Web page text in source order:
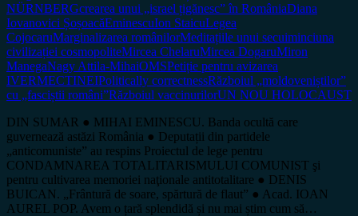
NÜRNBERGcrearea unui „israel țigănesc” în RomâniaDiana
Iovanovici ȘoșoacăEminescuIon StaicuLegea
CojocaruMarginalizarea românilorMeditațiile unui secuiminciuna
civilizației cosmopoliteMircea ChelaruMircea DogaruMiron
ManegaNagy Attila-MihaiOMSPetiție pentru avizarea
IVERMECTINEIPolitically correctnessRăzboiul „moldoveniștilor”
cu „fasciștii români”Războiul vaccinurilorUN NOU HOLOCAUST
DIN SUMAR ● MIHAI EMINESCU. Banda ocultă care
guvernează astăzi România ● Deputații din partidele
„anticomuniste” au respins Proiectul de lege pentru
CONDAMNAREA TOTALITARISMULUI COMUNIST şi
pentru cultivarea memoriei naţionale antitotalitare ● DENIS
BUICAN. „Frântură de soare, spărtură de flaut” ● Acad. IOAN
AUREL POP. Avem o țară splendidă și nu mai știm cum să…